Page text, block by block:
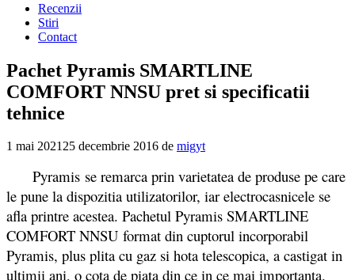
Recenzii
Stiri
Contact
Pachet Pyramis SMARTLINE
COMFORT NNSU pret si specificatii
tehnice
1 mai 202125 decembrie 2016 de migyt
Pyramis se remarca prin varietatea de produse pe care
le pune la dispozitia utilizatorilor, iar electrocasnicele se
afla printre acestea. Pachetul Pyramis SMARTLINE
COMFORT NNSU format din cuptorul incorporabil
Pyramis, plus plita cu gaz si hota telescopica, a castigat in
ultimii ani, o cota de piata din ce in ce mai importanta.